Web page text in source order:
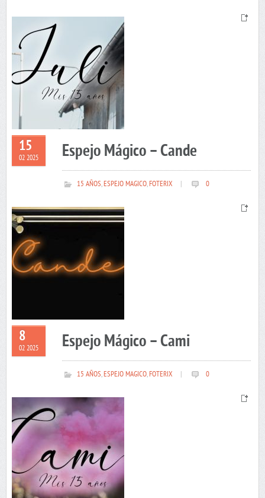
15
02 2025 Espejo Mágico – Cande
15 AÑOS,ESPEJO MAGICO,FOTERIX 0
8
02 2025 Espejo Mágico – Cami
15 AÑOS,ESPEJO MAGICO,FOTERIX 0